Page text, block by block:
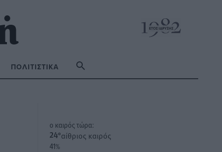
ΠΟΛΙΤΙΣΤΙΚΆ
o καιρός τώρα:
24°αίθριος καιρός
41%